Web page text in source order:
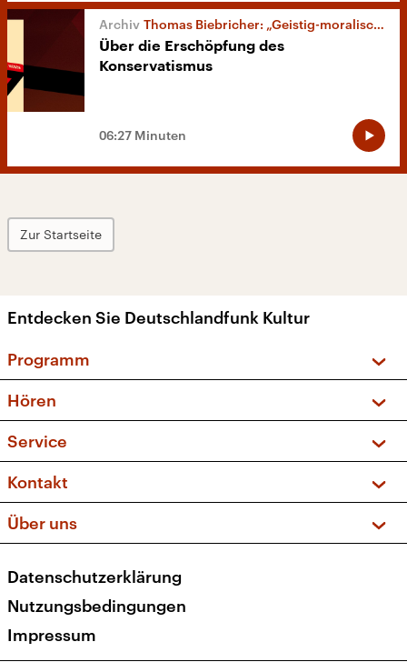
Thomas Biebricher: „Geistig-moralische Wende“
Über die Erschöpfung des
Konservatismus
06:27 Minuten
Zur Startseite
Entdecken Sie Deutschlandfunk Kultur
Programm
Sendungen und Podcasts
Musikliste
Kakadu – Das Kinderprogramm
Hören
Frequenzen (UKW + DAB+)
Service
FAQ
Apps
Newsletter
Veranstaltungen
Kontakt
Social Media
Über uns
Presse
Karriere
Transparenz
Datenschutzerklärung
Nutzungsbedingungen
Impressum